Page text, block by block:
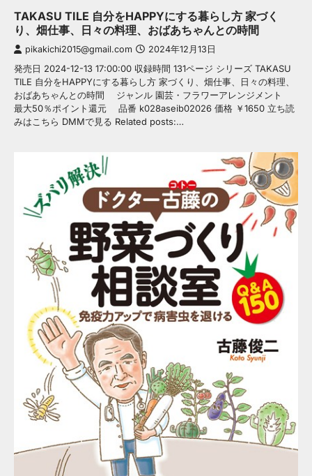
TAKASU TILE 自分をHAPPYにする暮らし方 家づく
り、畑仕事、日々の料理、おばあちゃんとの時間
pikakichi2015@gmail.com 2024年12月13日
発売日 2024-12-13 17:00:00 収録時間 131ページ シリーズ TAKASU
TILE 自分をHAPPYにする暮らし方 家づくり、畑仕事、日々の料理、
おばあちゃんとの時間 ジャンル 園芸・フラワーアレンジメント
最大50％ポイント還元 品番 k028aseib02026 価格 ￥1650 立ち読
みはこちら DMMで見る Related posts:…